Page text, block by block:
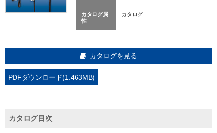
カタログ属
性
カタログ
カタログを見る
PDFダウンロード(1.463MB)
カタログ目次